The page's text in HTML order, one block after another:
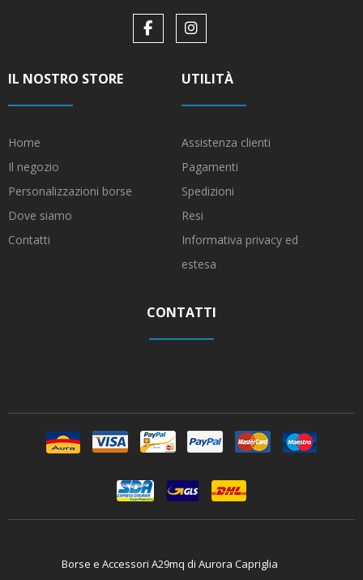
IL NOSTRO STORE
Home
Il negozio
Personalizzazioni borse
Dove siamo
Contatti
UTILITÀ
Assistenza clienti
Pagamenti
Spedizioni
Resi
Informativa privacy ed
estesa
CONTATTI
Borse e Accessori A29mq di Aurora Capriglia